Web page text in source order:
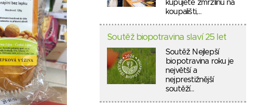
kupujete zmrzlinu na
koupališti,…
Soutěž biopotravina slaví 25 let
Soutěž Nejlepší
biopotravina roku je
největší a
nejprestižnější
soutěží…